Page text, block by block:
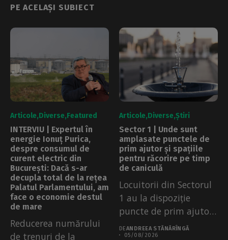
PE ACELAȘI SUBIECT
Articole Diverse Featured
INTERVIU | Expertul în
energie Ionuț Purica,
despre consumul de
curent electric din
București: Dacă s-ar
decupla total de la rețea
Palatul Parlamentului, am
face o economie destul
de mare
Reducerea numărului
de trenuri de la
Articole Diverse Știri
Sector 1 | Unde sunt
amplasate punctele de
prim ajutor și spațiile
pentru răcorire pe timp
de caniculă
Locuitorii din Sectorul
1 au la dispoziție
puncte de prim ajutor,
apă...
DEANDREEA STĂNĂRÎNGĂ
05/08/2026